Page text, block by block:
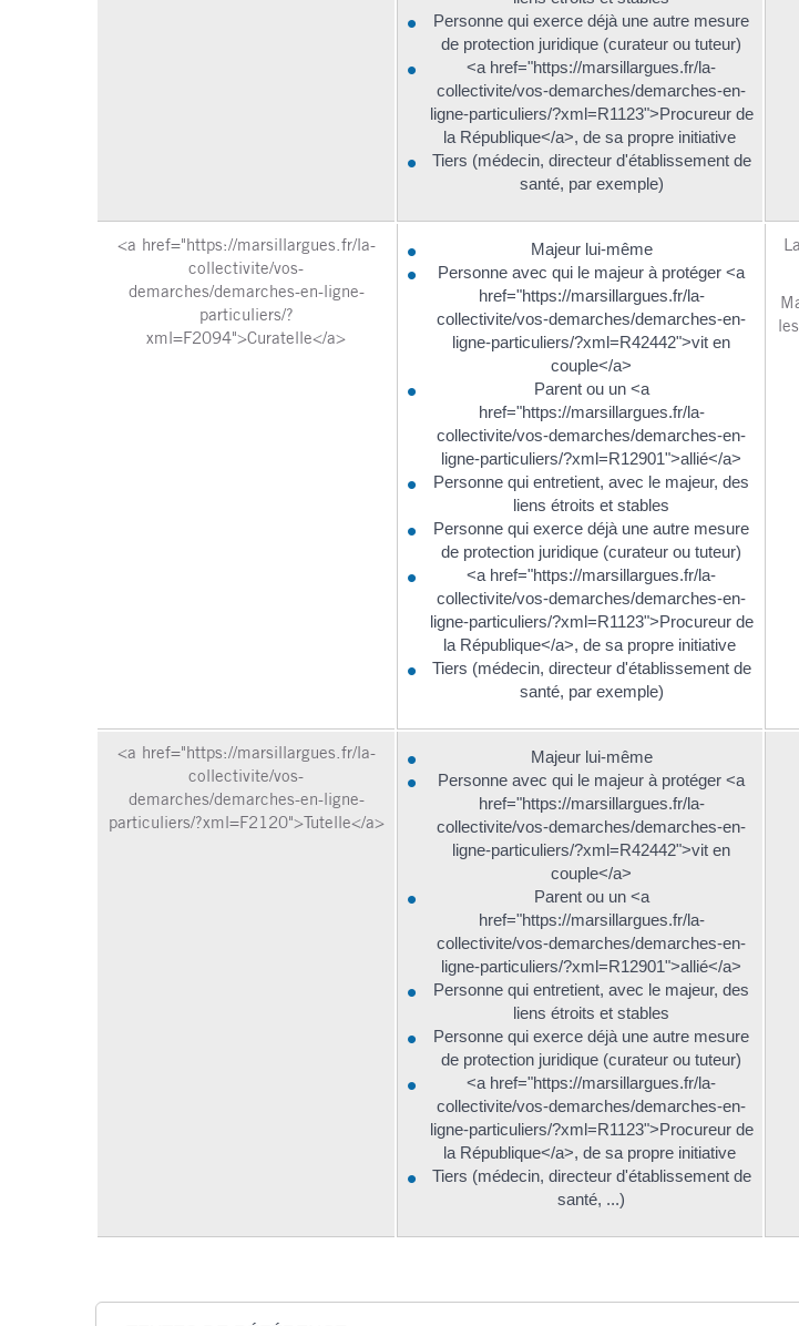
Personne qui exerce déjà une autre mesure
de protection juridique (curateur ou tuteur)
<a href="https://marsillargues.fr/la-
collectivite/vos-demarches/demarches-en-
ligne-particuliers/?xml=R1123">Procureur de
la République</a>, de sa propre initiative
Tiers (médecin, directeur d'établissement de
santé, par exemple)
<a href="https://marsillargues.fr/la-
collectivite/vos-
demarches/demarches-en-ligne-
particuliers/?
xml=F2094">Curatelle</a>
Majeur lui-même
Personne avec qui le majeur à protéger <a
href="https://marsillargues.fr/la-
collectivite/vos-demarches/demarches-en-
ligne-particuliers/?xml=R42442">vit en
couple</a>
Parent ou un <a
href="https://marsillargues.fr/la-
collectivite/vos-demarches/demarches-en-
ligne-particuliers/?xml=R12901">allié</a>
Personne qui entretient, avec le majeur, des
liens étroits et stables
Personne qui exerce déjà une autre mesure
de protection juridique (curateur ou tuteur)
<a href="https://marsillargues.fr/la-
collectivite/vos-demarches/demarches-en-
ligne-particuliers/?xml=R1123">Procureur de
la République</a>, de sa propre initiative
Tiers (médecin, directeur d'établissement de
santé, par exemple)
<a href="https://marsillargues.fr/la-
collectivite/vos-
demarches/demarches-en-ligne-
particuliers/?xml=F2120">Tutelle</a>
Majeur lui-même
Personne avec qui le majeur à protéger <a
href="https://marsillargues.fr/la-
collectivite/vos-demarches/demarches-en-
ligne-particuliers/?xml=R42442">vit en
couple</a>
Parent ou un <a
href="https://marsillargues.fr/la-
collectivite/vos-demarches/demarches-en-
ligne-particuliers/?xml=R12901">allié</a>
Personne qui entretient, avec le majeur, des
liens étroits et stables
Personne qui exerce déjà une autre mesure
de protection juridique (curateur ou tuteur)
<a href="https://marsillargues.fr/la-
collectivite/vos-demarches/demarches-en-
ligne-particuliers/?xml=R1123">Procureur de
la République</a>, de sa propre initiative
Tiers (médecin, directeur d'établissement de
santé, ...)